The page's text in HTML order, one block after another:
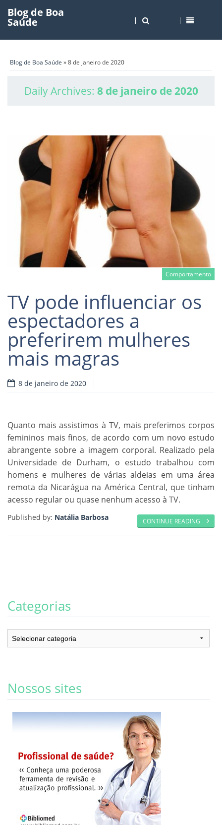
Blog de Boa
Saúde
Blog de Boa Saúde » 8 de janeiro de 2020
Daily Archives: 8 de janeiro de 2020
Comportamento
Read more
TV pode influenciar os
espectadores a
preferirem mulheres
mais magras
8 de janeiro de 2020
Quanto mais assistimos à TV, mais preferimos corpos
femininos mais finos, de acordo com um novo estudo
abrangente sobre a imagem corporal. Realizado pela
Universidade de Durham, o estudo trabalhou com
homens e mulheres de várias aldeias em uma área
remota da Nicarágua na América Central, que tinham
acesso regular ou quase nenhum acesso à TV.
CONTINUE READING
Published by: Natália Barbosa
Categorias
Categorias
Nossos sites